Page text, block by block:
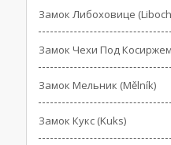
Замок Либоховице
Замок Чехи Под
Замок Мельник (Mělník)
Замок Кукс (Kuks)